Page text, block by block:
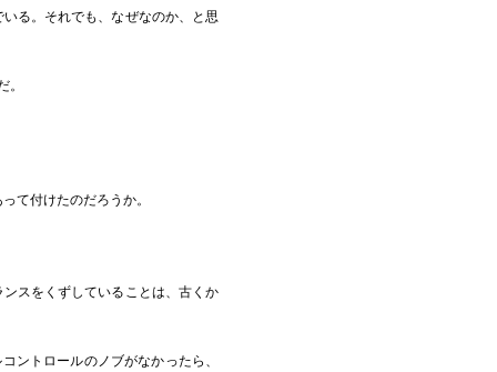
る。それでも、なぜなのか、と思
。
て付けたのだろうか。
スをくずしていることは、古くか
ントロールのノブがなかったら、